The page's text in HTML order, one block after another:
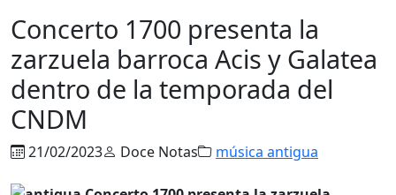
Concerto 1700 presenta la
zarzuela barroca Acis y Galatea
dentro de la temporada del
CNDM
21/02/2023 Doce Notas música antigua